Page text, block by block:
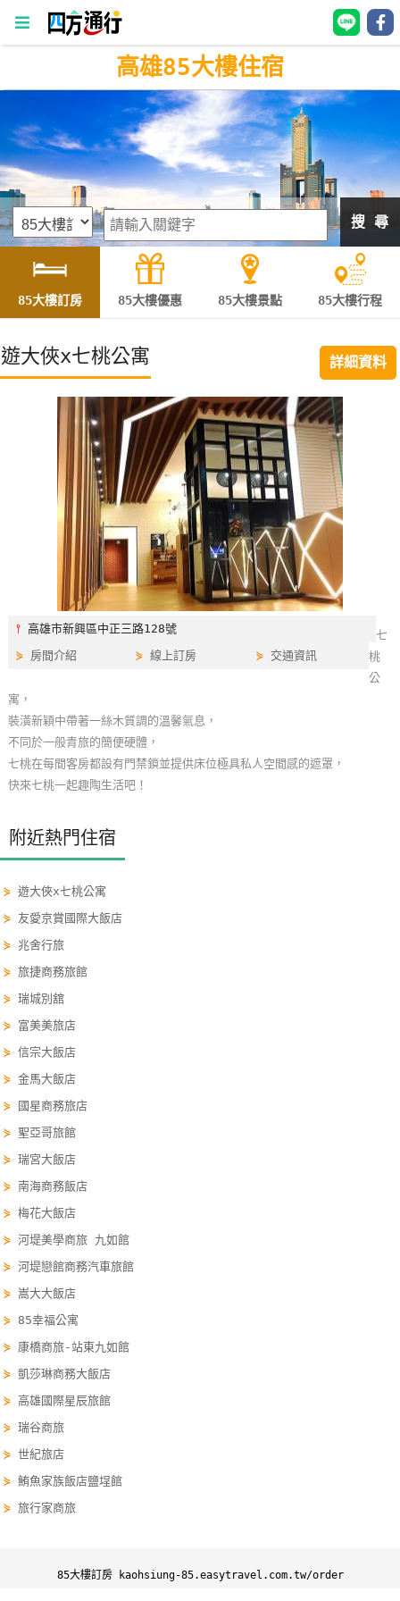
四
通
行
訂
房
灣
訂
房
直接跟飯店訂房 HOT
紅
帶
你
玩
樂
地
圖
顧
客
服
務
顧
客
意
度
單
管
理
會
員
帳
客
服
絡
高雄85大樓住宿
搜 尋
85大樓訂房 85大樓優惠 85大樓景點 85大樓行程
遊大俠x七桃公寓 詳細資料
⫯高雄市新興區中正三路128號
⋟ 房間介紹 ⋟線上訂房 ⋟ 交通資訊
七
桃
公
寓，
裝潢新穎中帶著一絲木質調的溫馨氣息，
不同於一般青旅的簡便硬體，
七桃在每間客房都設有門禁鎖並提供床位極具私人空間感的遮罩，
快來七桃一起趣陶生活吧！
附近熱門住宿
⋟遊大俠x七桃公寓
⋟ 友愛京賞國際大飯店
⋟兆舍行旅
⋟旅捷商務旅館
⋟瑞城別舘
⋟ 富美美旅店
⋟信宗大飯店
⋟金馬大飯店
⋟
國星商務旅店
⋟聖亞哥旅館
⋟瑞宮大飯店
⋟南海商務飯店
⋟梅花大飯店
⋟河堤美學商旅 九如館
⋟河堤戀館商務汽車旅館
⋟嵩大大飯店
⋟ 85幸福公寓
⋟ 康橋商旅-站東九如館
⋟凱莎琳商務大飯店
⋟高雄國際星辰旅館
⋟瑞谷商旅
⋟世紀旅店
⋟鮪魚家族飯店鹽埕館
⋟旅行家商旅
85大樓訂房 kaohsiung-85.easytravel.com.tw/order